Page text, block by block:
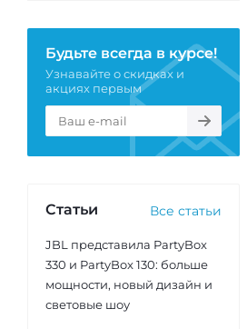
Будьте всегда в курсе!
Узнавайте о скидках и
акциях первым
Статьи Все статьи
JBL представила PartyBox
330 и PartyBox 130: больше
мощности, новый дизайн и
световые шоу